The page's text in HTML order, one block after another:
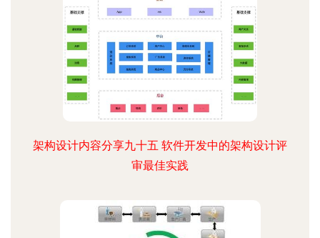
架构设计内容分享九十五 软件开发中的架构设计评
审最佳实践